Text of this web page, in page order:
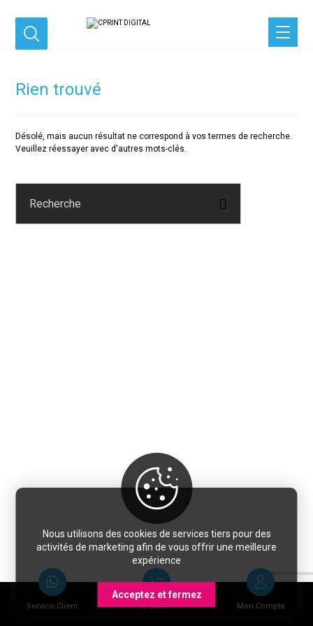
Rien trouvé
Désolé, mais aucun résultat ne correspond à vos termes de recherche.
Veuillez réessayer avec d'autres mots-clés.
Service Client Panier Mon Compte
Nous utilisons des cookies de services tiers pour des
activités de marketing afin de vous offrir une meilleure
expérience
Acceptez et fermez